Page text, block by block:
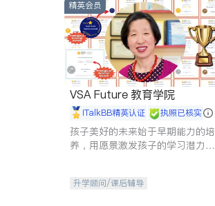
精英会员
VSA Future 教育学院
iTalkBB精英认证 执照已核实
孩子美好的未来始于早期能力的培
养，用愿景激发孩子的学习潜力和
升学顾问/课后辅导